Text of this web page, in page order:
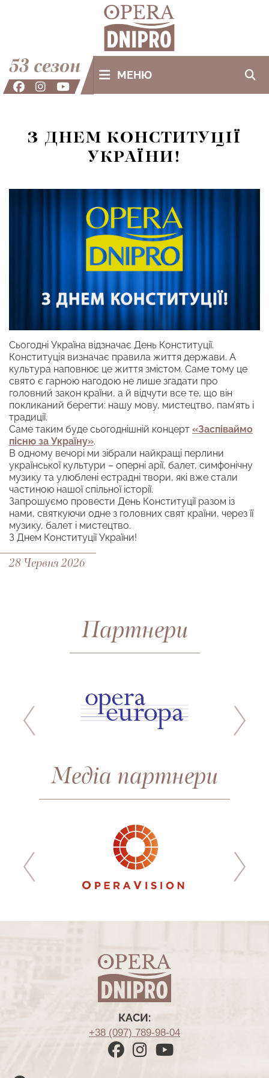
53 сезон МЕНЮ
З ДНЕМ КОНСТИТУЦІЇ
УКРАЇНИ!
Сьогодні Україна відзначає День Конституції.
Конституція визначає правила життя держави. А
культура наповнює це життя змістом. Саме тому це
свято є гарною нагодою не лише згадати про
головний закон країни, а й відчути все те, що він
покликаний берегти: нашу мову, мистецтво, пам’ять і
традиції.
Саме таким буде сьогоднішній концерт «Заспіваймо
пісню за Україну».
В одному вечорі ми зібрали найкращі перлини
української культури – оперні арії, балет, симфонічну
музику та улюблені естрадні твори, які вже стали
частиною нашої спільної історії.
Запрошуємо провести День Конституції разом із
нами, святкуючи одне з головних свят країни, через її
музику, балет і мистецтво.
З Днем Конституції України!
28 Червня 2026
Партнери
Медіа партнери
КАСИ:
+38 (097) 789-98-04